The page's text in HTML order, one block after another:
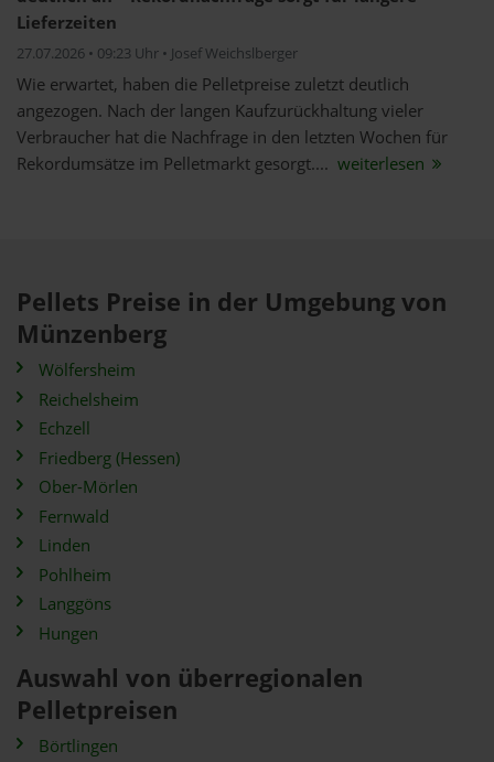
Lieferzeiten
27.07.2026 • 09:23 Uhr • Josef Weichslberger
Wie erwartet, haben die Pelletpreise zuletzt deutlich
angezogen. Nach der langen Kaufzurückhaltung vieler
Verbraucher hat die Nachfrage in den letzten Wochen für
Rekordumsätze im Pelletmarkt gesorgt.... weiterlesen
Pellets Preise in der Umgebung von
Münzenberg
Wölfersheim
Reichelsheim
Echzell
Friedberg (Hessen)
Ober-Mörlen
Fernwald
Linden
Pohlheim
Langgöns
Hungen
Auswahl von überregionalen
Pelletpreisen
Börtlingen